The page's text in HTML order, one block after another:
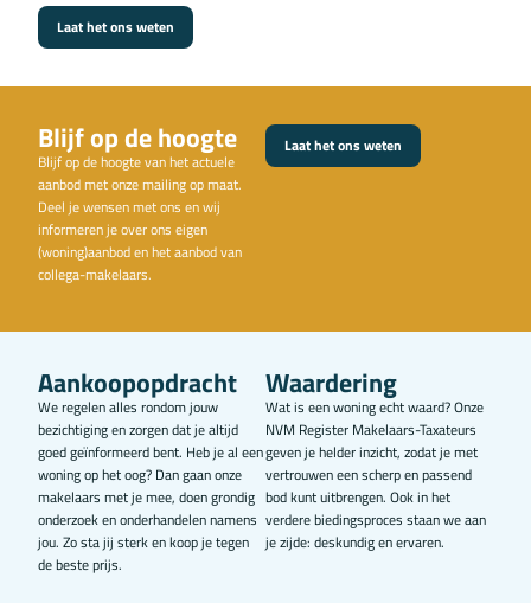
Laat het ons weten
Blijf op de hoogte
Blijf op de hoogte van het actuele
aanbod met onze mailing op maat.
Deel je wensen met ons en wij
informeren je over ons eigen
(woning)aanbod en het aanbod van
collega-makelaars.
Laat het ons weten
Aankoopopdracht
We regelen alles rondom jouw
bezichtiging en zorgen dat je altijd
goed geïnformeerd bent. Heb je al een
woning op het oog? Dan gaan onze
makelaars met je mee, doen grondig
onderzoek en onderhandelen namens
jou. Zo sta jij sterk en koop je tegen
de beste prijs.
Waardering
Wat is een woning echt waard? Onze
NVM Register Makelaars-Taxateurs
geven je helder inzicht, zodat je met
vertrouwen een scherp en passend
bod kunt uitbrengen. Ook in het
verdere biedingsproces staan we aan
je zijde: deskundig en ervaren.